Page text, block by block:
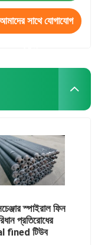
সাথে যোগাযোগ
স্পাইরাল ফিন
প্রতিরোধের
fined টিউব